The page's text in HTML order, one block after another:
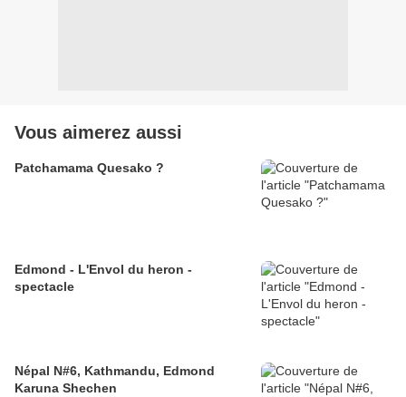
Vous aimerez aussi
Patchamama Quesako ?
Edmond - L'Envol du heron -
spectacle
Népal N#6, Kathmandu, Edmond
Karuna Shechen